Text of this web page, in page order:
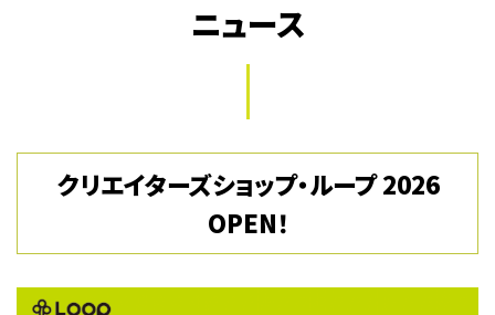
ニュース
クリエイターズショップ・ループ 2026
OPEN！